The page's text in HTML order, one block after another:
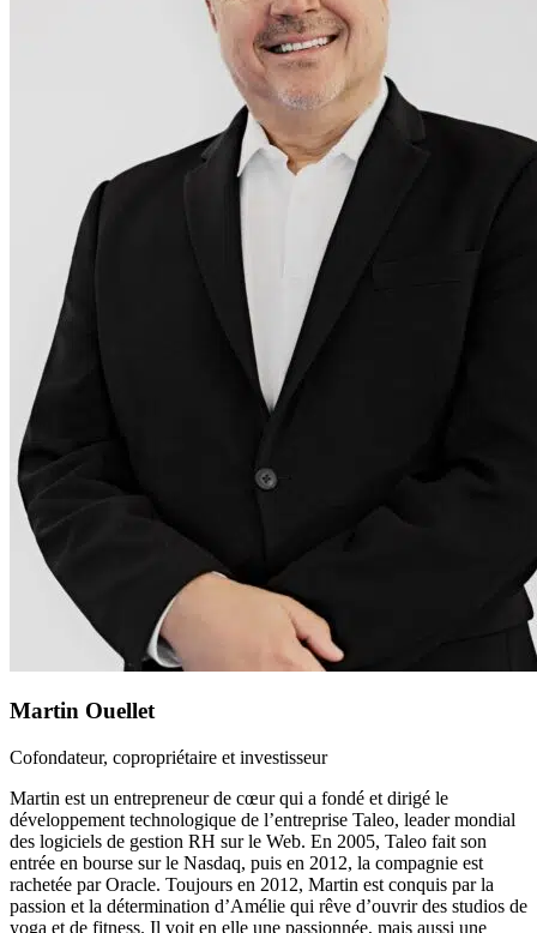
Martin Ouellet
Cofondateur, copropriétaire et investisseur
Martin est un entrepreneur de cœur qui a fondé et dirigé le
développement technologique de l’entreprise Taleo, leader mondial
des logiciels de gestion RH sur le Web. En 2005, Taleo fait son
entrée en bourse sur le Nasdaq, puis en 2012, la compagnie est
rachetée par Oracle. Toujours en 2012, Martin est conquis par la
passion et la détermination d’Amélie qui rêve d’ouvrir des studios de
yoga et de fitness. Il voit en elle une passionnée, mais aussi une